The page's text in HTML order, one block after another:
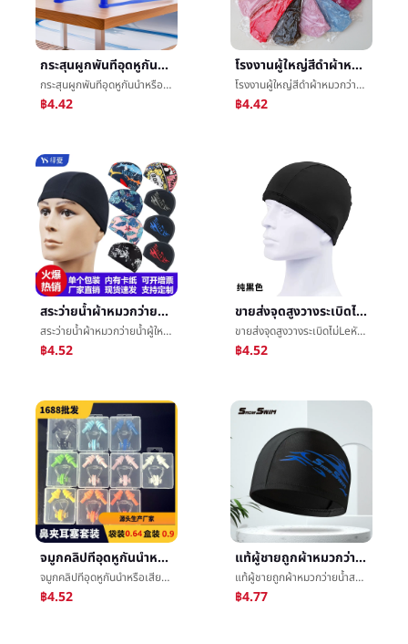
กระสุนผูกพันทีอุดหูกันนำหรือเสียงต่อต้านสูญเสียแขวนเชือกทีอุดหูกันนำหรือเสียงผู้ใหญ่ต่อต้านถุงเท้ายาวเชือกว่ายน้ำยางทำจากซิลิคอนทีอุดหูกันนำหรือเสียงโรงงานขายส่ง
กระสุนผูกพันทีอุดหูกันนำหรือเสียงต่อต้านสูญเสียแขวนเชือกทีอุดหูกันนำหรือเสียงผู้ใหญ่ต่อต้านถุงเท้ายาวเชือกว่ายน้ำยางทำจากซิลิคอนทีอุดหูกันนำหรือเสียงโรงงานขายส่ง
฿4.42
โรงงานผู้ใหญ่สีดำผ้าหมวกว่ายน้ำสระว่ายน้ำหมวกว่ายน้ำผ้าหมวกว่ายน้ำสีบริสุทธิ์ชายและหญิงผ้าหมวกว่ายน้ำขายส่ง
โรงงานผู้ใหญ่สีดำผ้าหมวกว่ายน้ำสระว่ายน้ำหมวกว่ายน้ำผ้าหมวกว่ายน้ำสีบริสุทธิ์ชายและหญิงผ้าหมวกว่ายน้ำขายส่ง
฿4.42
สระว่ายน้ำผ้าหมวกว่ายน้ำผู้ใหญ่สี่เข็มหกเส้นชายและหญิงสากลใหญ่ว่ายน้ำหมวกว่ายน้ำวงดนตรีกระดาษการ์ดอุปกรณ์ขายส่ง
สระว่ายน้ำผ้าหมวกว่ายน้ำผู้ใหญ่สี่เข็มหกเส้นชายและหญิงสากลใหญ่ว่ายน้ำหมวกว่ายน้ำวงดนตรีกระดาษการ์ดอุปกรณ์ขายส่ง
฿4.52
ขายส่งจุดสูงวางระเบิดไม่Leหัวบริสุทธิ์หมวกว่ายน้ำระบายอากาศได้ดีผู้ใหญ่ชายและหญิงสากลทั้งหมดสามารถจุด
ขายส่งจุดสูงวางระเบิดไม่Leหัวบริสุทธิ์หมวกว่ายน้ำระบายอากาศได้ดีผู้ใหญ่ชายและหญิงสากลทั้งหมดสามารถจุด
฿4.52
จมูกคลิปทีอุดหูกันนำหรือเสียงว่ายน้ำน้ำเกี่ยวกับบทความผู้ใหญ่เด็กสากลตั้งอ่อนยางทำจากซิลิคอนการเคลื่อนไหวกันน้ำข้ามพรมแดนขายส่ง
จมูกคลิปทีอุดหูกันนำหรือเสียงว่ายน้ำน้ำเกี่ยวกับบทความผู้ใหญ่เด็กสากลตั้งอ่อนยางทำจากซิลิคอนการเคลื่อนไหวกันน้ำข้ามพรมแดนขายส่ง
฿4.52
แท้ผู้ชายถูกผ้าหมวกว่ายน้ำสปาแปนเด็กซ์หมวกว่ายน้ำเกรดเอæ¸¸หมวกว่ายน้ำสระว่ายน้ำสปาบรรจุภัณฑ์ไปรษณีย์ขายส่ง
แท้ผู้ชายถูกผ้าหมวกว่ายน้ำสปาแปนเด็กซ์หมวกว่ายน้ำเกรดเอæ¸¸หมวกว่ายน้ำสระว่ายน้ำสปาบรรจุภัณฑ์ไปรษณีย์ขายส่ง
฿4.77